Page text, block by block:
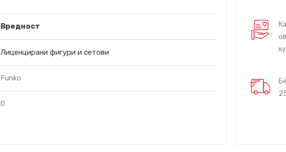
Вредност
Лиценцирани фигури и сетови
Funko
0